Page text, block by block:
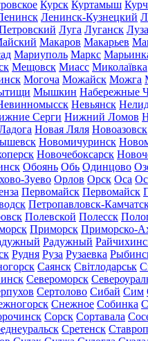
Курск Куртамыш
Ленинск-Кузнецкий
Луга Луганск Луза
Макаров Макарьев
Мариуполь Маркс
Мещовск Миасс Миколаївка
Могоча Можайск Можга
Мышкин Набережные
Невьянск
Серги Нижний Ломов
Новая Ляля Новоазовск
Новомичуринск
Новочебоксарск
Обоянь Обь Одинцово
Зуево Орлов Орск Оса
Первомайск Первомайск
Петропавловск-
Полевской Полесск
Приморск Приморско-
Радужный
Рудня Руза Рузаевка
Саянск Світлодарськ
Североморск
Сертолово Сибай Сим
Снежное Собинка
Сорск Сортавала
Сретенск